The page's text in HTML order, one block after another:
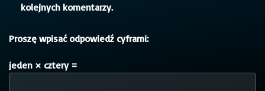
kolejnych komentarzy.
Proszę wpisać odpowiedź cyframi:
jeden × cztery =